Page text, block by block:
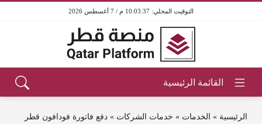
10:03:37 م / 7 أغسطس 2026
الرئيسية » الخدمات » خدمات الشركات » دفع فاتورة فودافون قطر